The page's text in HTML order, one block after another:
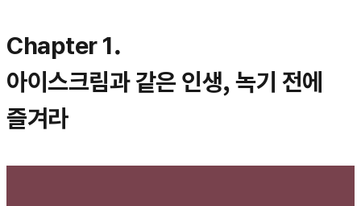
Chapter 1.
아이스크림과 같은 인생, 녹기 전에
즐겨라